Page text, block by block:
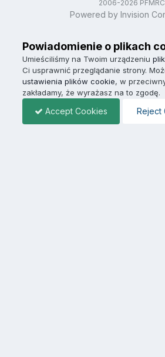
2006-2026 PFMRC
Powered by Invision
Powiadomienie o plikach
Umieściliśmy na Twoim urządzeniu
Ci usprawnić przeglądanie strony.
ustawienia plików cookie, w
zakładamy, że wyrażasz na to zgodę.
Accept Cookies Reject